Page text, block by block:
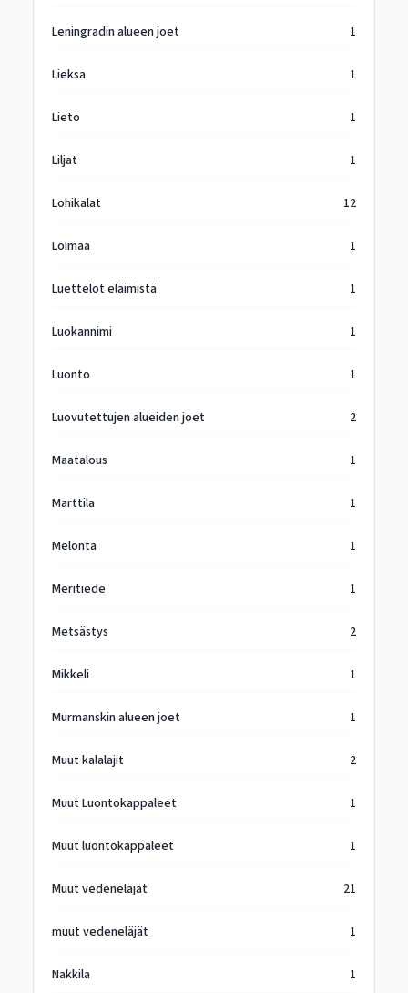
Leningradin alueen joet 1
Lieksa 1
Lieto 1
Liljat 1
Lohikalat 12
Loimaa 1
Luettelot eläimistä 1
Luokannimi 1
Luonto 1
Luovutettujen alueiden joet 2
Maatalous 1
Marttila 1
Melonta 1
Meritiede 1
Metsästys 2
Mikkeli 1
Murmanskin alueen joet 1
Muut kalalajit 2
Muut Luontokappaleet 1
Muut luontokappaleet 1
Muut vedeneläjät 21
muut vedeneläjät 1
Nakkila 1